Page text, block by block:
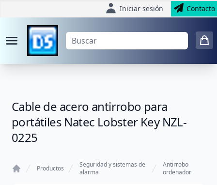
Iniciar sesión Contacto
Cable de acero antirrobo para
portátiles Natec Lobster Key NZL-
0225
Productos
Seguridad y sistemas de
alarma
Antirrobo
ordenador